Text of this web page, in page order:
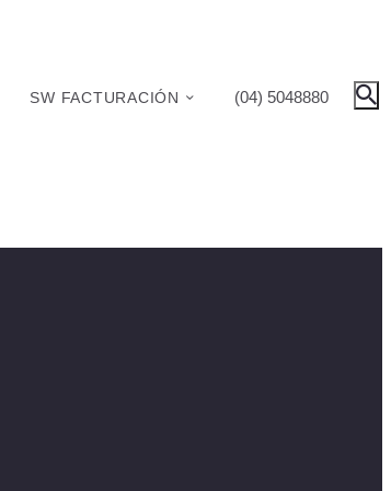
SW FACTURACIÓN (04) 5048880